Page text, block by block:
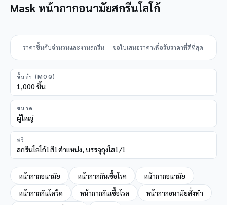
Mask หน้ากากอนามัยสกรีนโลโก้
ราคาขึ้นกับจำนวนและงานสกรีน — ขอใบเสนอราคาเพื่อรับราคาที่ดีที่สุด
ขั้นต่ำ (MOQ)
1,000 ชิ้น
ขนาด
ผู้ใหญ่
ฟรี
สกรีนโลโก้1สี1ตำแหน่ง, บรรจุถุงใส1/1
หน้ากากอนามัย หน้ากากกันเชื้อโรค
หน้ากากอนามัย
หน้ากากกันโควิด
หน้ากากกันเชื้อโรค
หน้ากากอนามัยสั่งทำ